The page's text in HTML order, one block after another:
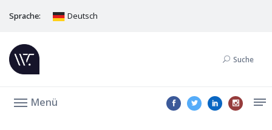
Sprache: Deutsch
Suche
Menü